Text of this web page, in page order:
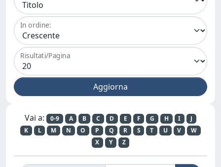
In ordine:
Risultati/Pagina
Vai a: 0-9 A B C D E F G H I
J
K
L M N O P Q R S T U V
W
X
Y Z